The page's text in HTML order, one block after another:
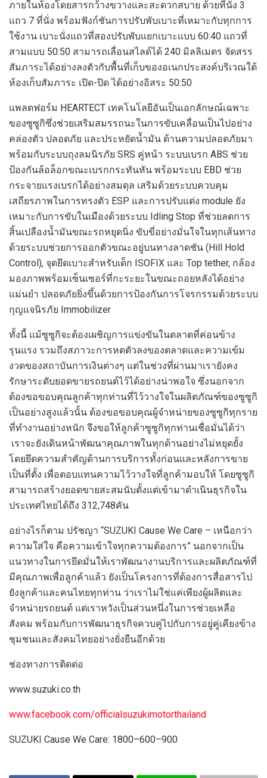
ภายในห้องโดยสารกว้างขวางและสะดวกสบาย ด้วยที่นั่ง 3
แถว 7 ที่นั่ง พร้อมฟังก์ชันการปรับพับเบาะที่เหมาะกับทุกการ
ใช้งาน เบาะนั่งแถวที่สองปรับพับแยกเบาะแบบ 60:40 แถวที่
สามแบบ 50:50 สามารถเลื่อนสไลด์ได้ 240 มิลลิเมตร จัดสรร
สัมภาระได้อย่างลงตัวกับพื้นที่เก็บของอเนกประสงค์บริเวณใต้
ห้องเก็บสัมภาระ เปิด-ปิด ได้อย่างอิสระ 50:50
แพลตฟอร์ม HEARTECT เทคโนโลยีอันเป็นเอกลักษณ์เฉพาะ
ของซูซูกิซึ่งช่วยเสริมสมรรถนะในการขับเคลื่อนเป็นไปอย่าง
คล่องตัว ปลอดภัย และประหยัดน้ำมัน ด้านความปลอดภัยมา
พร้อมกับระบบถุงลมนิรภัย SRS คู่หน้า ระบบเบรก ABS ช่วย
ป้องกันล้อล็อกขณะเบรกกระทันหัน พร้อมระบบ EBD ช่วย
กระจายแรงเบรกได้อย่างสมดุล เสริมด้วยระบบควบคุม
เสถียรภาพในการทรงตัว ESP และการปรับแต่ง module ยัง
เหมาะกับการขับในเมืองด้วยระบบ Idling Stop ที่ช่วยลดการ
สิ้นเปลืองน้ำมันขณะรถหยุดนิ่ง ขับขี่อย่างมั่นใจในทุกเส้นทาง
ด้วยระบบช่วยการออกตัวขณะอยู่บนทางลาดชัน (Hill Hold
Control), จุดยึดเบาะสำหรับเด็ก ISOFIX และ Top tether, กล้อง
มองภาพพร้อมเซ็นเซอร์ที่กะระยะในขณะถอยหลังได้อย่าง
แม่นยำ ปลอดภัยยิ่งขึ้นด้วยการป้องกันการโจรกรรมด้วยระบบ
กุญแจนิรภัย Immobilizer
ทั้งนี้ แม้ซูซูกิจะต้องเผชิญการแข่งขันในตลาดที่ค่อนข้าง
รุนแรง รวมถึงสภาวะการหดตัวลงของตลาดและความเข้ม
งวดของสถาบันการเงินต่างๆ แต่ในช่วงที่ผ่านมาเรายังคง
รักษาระดับยอดขายรถยนต์ไว้ได้อย่างน่าพอใจ ซึ่งนอกจาก
ต้องขอขอบคุณลูกค้าทุกท่านที่ไว้วางใจในผลิตภัณฑ์ของซูซูกิ
เป็นอย่างสูงแล้วนั้น ต้องขอขอบคุณผู้จำหน่ายของซูซูกิทุกราย
ที่ทำงานอย่างหนัก จึงขอให้ลูกค้าซูซูกิทุกท่านเชื่อมั่นได้ว่า
เราจะยังเดินหน้าพัฒนาคุณภาพในทุกด้านอย่างไม่หยุดยั้ง
โดยยึดความสำคัญด้านการบริการทั้งก่อนและหลังการขาย
เป็นที่ตั้ง เพื่อตอบแทนความไว้วางใจที่ลูกค้ามอบให้ โดยซูซูกิ
สามารถสร้างยอดขายสะสมนับตั้งแต่เข้ามาดำเนินธุรกิจใน
ประเทศไทยได้ถึง 312,748คัน
อย่างไรก็ตาม ปรัชญา “SUZUKI Cause We Care – เหนือกว่า
ความใส่ใจ คือความเข้าใจทุกความต้องการ” นอกจากเป็น
แนวทางในการยึดมั่นให้เราพัฒนางานบริการและผลิตภัณฑ์ที่
มีคุณภาพเพื่อลูกค้าแล้ว ยังเป็นโครงการที่ต้องการสื่อสารไป
ยังลูกค้าและคนไทยทุกท่าน ว่าเราไม่ใช่แค่เพียงผู้ผลิตและ
จำหน่ายรถยนต์ แต่เราหวังเป็นส่วนหนึ่งในการช่วยเหลือ
สังคม พร้อมกับการพัฒนาธุรกิจควบคู่ไปกับการอยู่คู่เคียงข้าง
ชุมชนและสังคมไทยอย่างยั่งยืนอีกด้วย
ช่องทางการติดต่อ
www.suzuki.co.th
www.facebook.com/officialsuzukimotorthailand
SUZUKI Cause We Care: 1800–600–900